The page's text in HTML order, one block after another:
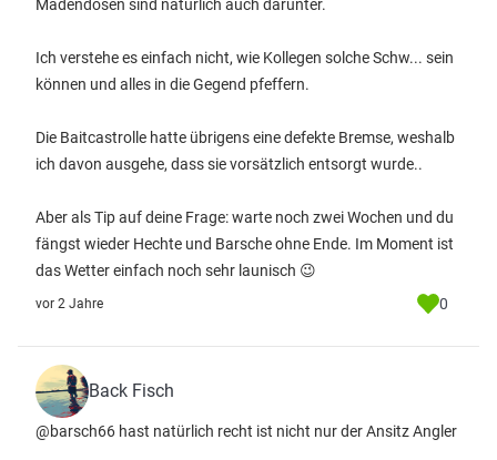
Madendosen sind natürlich auch darunter.
Ich verstehe es einfach nicht, wie Kollegen solche Schw... sein
können und alles in die Gegend pfeffern.
Die Baitcastrolle hatte übrigens eine defekte Bremse, weshalb
ich davon ausgehe, dass sie vorsätzlich entsorgt wurde..
Aber als Tip auf deine Frage: warte noch zwei Wochen und du
fängst wieder Hechte und Barsche ohne Ende. Im Moment ist
das Wetter einfach noch sehr launisch 😉
vor 2 Jahre 0
Back Fisch
@barsch66 hast natürlich recht ist nicht nur der Ansitz Angler